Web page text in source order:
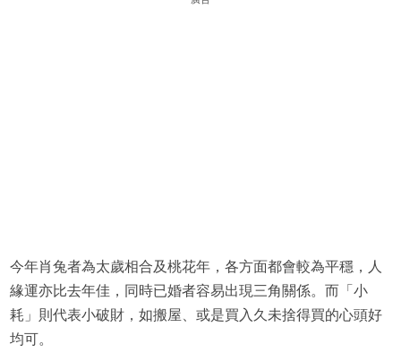
今年肖兔者為太歲相合及桃花年，各方面都會較為平穩，人
緣運亦比去年佳，同時已婚者容易出現三角關係。而「小
耗」則代表小破財，如搬屋、或是買入久未捨得買的心頭好
均可。